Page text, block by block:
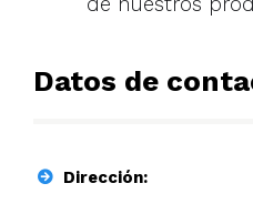
Datos de
Dirección: